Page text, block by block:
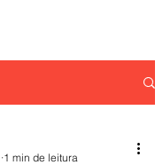
1 min de leitura